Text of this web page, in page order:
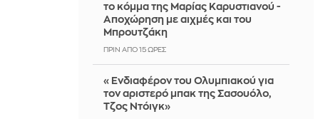
το κόμμα της Μαρίας Καρυστιανού -
Αποχώρηση με αιχμές και του
Μπρουτζάκη
ΠΡΙΝ ΑΠΌ 15 ΏΡΕΣ
«Ενδιαφέρον του Ολυμπιακού για
τον αριστερό μπακ της Σασουόλο,
Τζος Ντόιγκ»